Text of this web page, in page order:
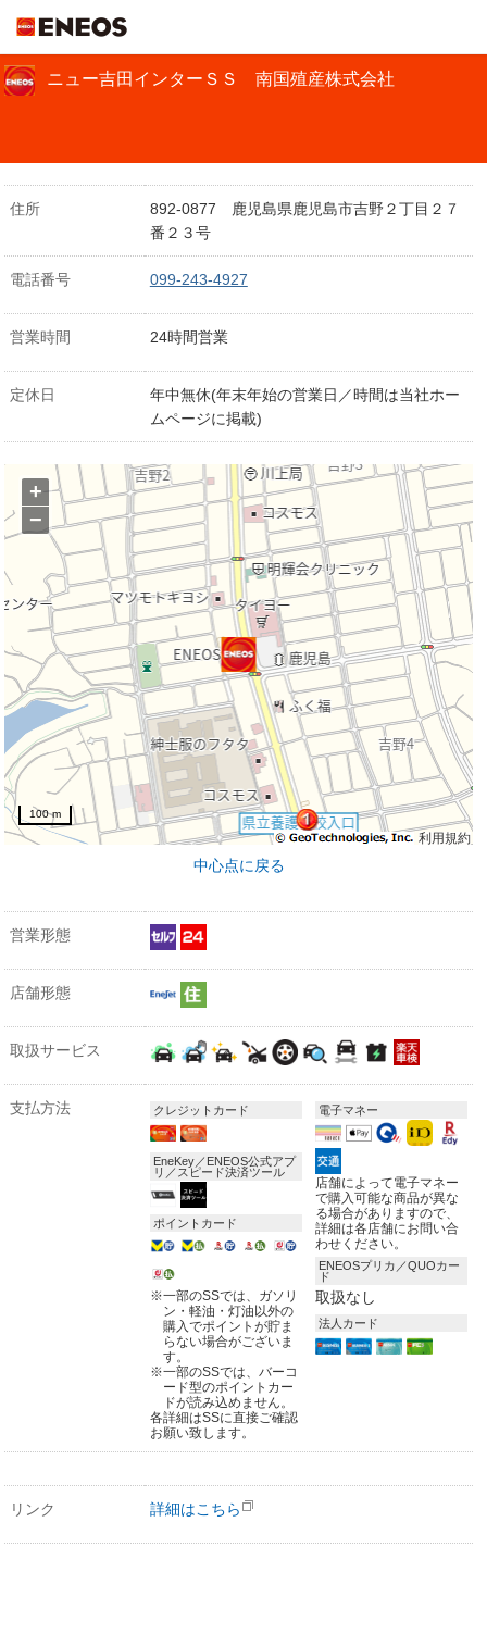
ニュー吉田インターＳＳ 南国殖産株式会社
住所
892-0877 鹿児島県鹿児島市吉野２丁目２７
番２３号
電話番号 099-243-4927
営業時間 24時間営業
定休日
年中無休(年末年始の営業日／時間は当社ホー
ムページに掲載)
利用規約
+
−
100 m
中心点に戻る
営業形態
店舗形態
取扱サービス
支払方法 クレジットカード
EneKey／ENEOS公式アプ
リ／スピード決済ツール
ポイントカード
※一部のSSでは、ガソリ
ン・軽油・灯油以外の
購入でポイントが貯ま
らない場合がございま
す。
※一部のSSでは、バーコ
ード型のポイントカー
ドが読み込めません。
各詳細はSSに直接ご確認
お願い致します。
電子マネー
店舗によって電子マネー
で購入可能な商品が異な
る場合がありますので、
詳細は各店舗にお問い合
わせください。
ENEOSプリカ／QUOカー
ド
取扱なし
法人カード
リンク 詳細はこちら